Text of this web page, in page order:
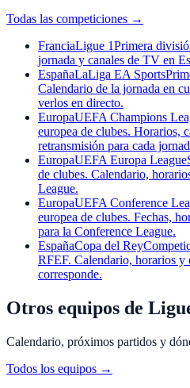
Todas las competiciones →
FranciaLigue 1Primera
jornada y canales de TV en
EspañaLaLiga EA Sports
Calendario de la jornada en
verlos en directo.
EuropaUEFA Champions
europea de clubes. Horarios,
retransmisión para cada
EuropaUEFA Europa League
de clubes. Calendario,
League.
EuropaUEFA Conference
europea de clubes. Fechas,
para la Conference League.
EspañaCopa del Rey
RFEF. Calendario, horarios y
corresponde.
Otros equipos de
Calendario, próximos partidos y
Todos los equipos →